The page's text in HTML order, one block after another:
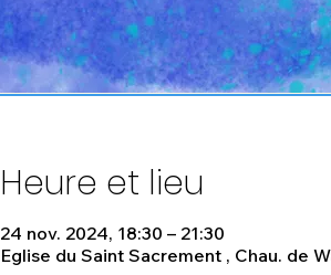
Heure et lieu
24 nov. 2024, 18:30 – 21:30
Eglise du Saint Sacrement , Chau. de